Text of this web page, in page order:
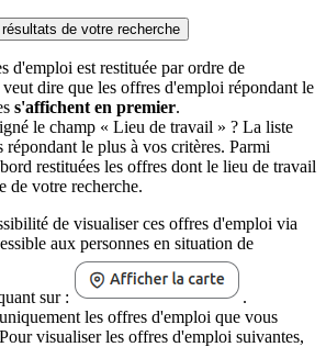
de votre recherche
d'emploi est restituée par ordre de
dire que les offres d'emploi répondant le
s'affichent en premier.
le champ « Lieu de travail » ? La liste
répondant le plus à vos critères. Parmi
restituées les offres dont le lieu de travail
de votre recherche.
de visualiser ces offres d'emploi via
aux personnes en situation de
sur :
.
les offres d'emploi que vous
visualiser les offres d'emploi suivantes,